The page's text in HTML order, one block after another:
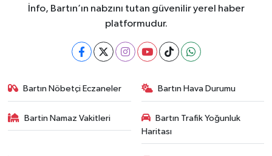
İnfo, Bartın’ın nabzını tutan güvenilir yerel haber
platformudur.
Bartın Nöbetçi Eczaneler Bartın Hava Durumu
Bartin Namaz Vakitleri
Bartın Trafik Yoğunluk
Haritası